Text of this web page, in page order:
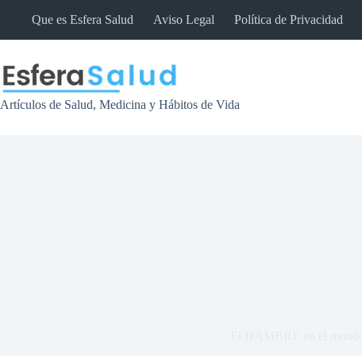
Que es Esfera Salud Aviso Legal Política de Privacidad
Artículos de Salud, Medicina y Hábitos de Vida